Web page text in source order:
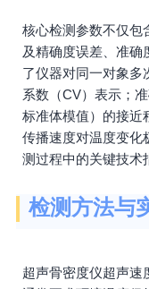
核心检测参数不仅包
及精确度误差、准
了仪器对同一对象多
系数（CV）表示；
标准体模值）的接近
传播速度对温度变化
测过程中的关键技术
检测方法与
超声骨密度仪超声速